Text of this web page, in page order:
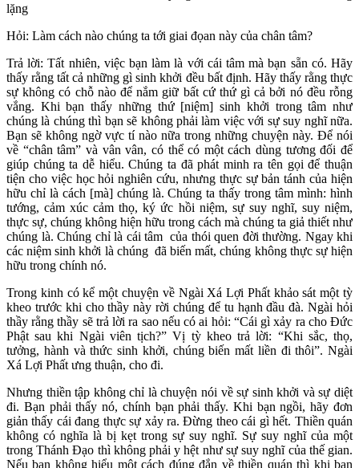
lặng
Hỏi: Làm cách nào chúng ta tới giai đọan này của chân tâm?
Trả lời: Tất nhiên, việc bạn làm là với cái tâm mà bạn sẵn có. Hãy
thấy rằng tất cả những gì sinh khởi đều bất định. Hãy thấy rằng thực
sự không có chỗ nào để nắm giữ bất cứ thứ gì cả bởi nó đều rỗng
vắng. Khi bạn thấy những thứ [niệm] sinh khởi trong tâm như
chúng là chúng thì bạn sẽ không phải làm việc với sự suy nghĩ nữa.
Bạn sẽ không ngờ vực tí nào nữa trong những chuyện này. Để nói
về “chân tâm” và vân vân, có thể có một cách dùng tương đối để
giúp chúng ta dễ hiểu. Chúng ta đã phát minh ra tên gọi để thuận
tiện cho việc học hỏi nghiên cứu, nhưng thực sự bản tánh của hiện
hữu chỉ là cách [mà] chúng là. Chúng ta thấy trong tâm mình: hình
tướng, cảm xúc cảm thọ, ký ức hồi niệm, sự suy nghĩ, suy niệm,
thực sự, chúng không hiện hữu trong cách mà chúng ta giả thiết như
chúng là. Chúng chỉ là cái tâm của thói quen đời thường. Ngay khi
các niệm sinh khởi là chúng đã biến mất, chúng không thực sự hiện
hữu trong chính nó.
Trong kinh có kể một chuyện về Ngài Xá Lợi Phất khảo sát một tỳ
kheo trước khi cho thầy này rời chúng để tu hạnh đầu đà. Ngài hỏi
thầy rằng thầy sẽ trả lời ra sao nếu có ai hỏi: “Cái gì xảy ra cho Đức
Phật sau khi Ngài viên tịch?” Vị tỳ kheo trả lời: “Khi sắc, thọ,
tưởng, hành và thức sinh khởi, chúng biến mất liền đi thôi”. Ngài
Xá Lợi Phất ưng thuận, cho đi.
Nhưng thiền tập không chỉ là chuyện nói về sự sinh khởi và sự diệt
đi. Bạn phải thấy nó, chính bạn phải thấy. Khi bạn ngồi, hãy đơn
giản thấy cái đang thực sự xảy ra. Đừng theo cái gì hết. Thiền quán
không có nghĩa là bị kẹt trong sự suy nghĩ. Sự suy nghĩ của một
trong Thánh Đạo thì không phải y hệt như sự suy nghĩ của thế gian.
Nếu bạn không hiểu một cách đúng đắn về thiền quán thì khi bạn